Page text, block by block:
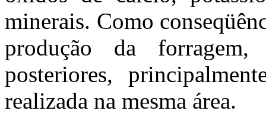
minerais. Como
produção da
posteriores,
realizada na mesma área.